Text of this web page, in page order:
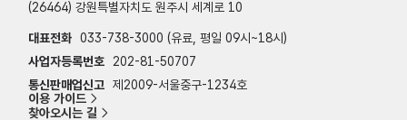
(26464) 강원특별자치도 원주시 세계로 10
대표전화 033-738-3000 (유료, 평일 09시~18시)
사업자등록번호
202-81-50707
통신판매업신고 제2009-서울중구-1234호
이용 가이드
찾아오시는 길